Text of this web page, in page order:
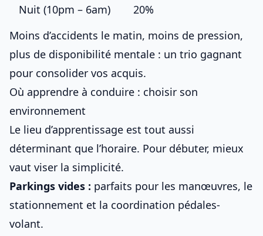
Nuit (10pm – 6am)
20%
Moins d’accidents le matin, moins de pression,
plus de disponibilité mentale : un trio gagnant
pour consolider vos acquis.
Où apprendre à conduire : choisir son
environnement
Le lieu d’apprentissage est tout aussi
déterminant que l’horaire. Pour débuter, mieux
vaut viser la simplicité.
Parkings vides : parfaits pour les manœuvres, le
stationnement et la coordination pédales-
volant.